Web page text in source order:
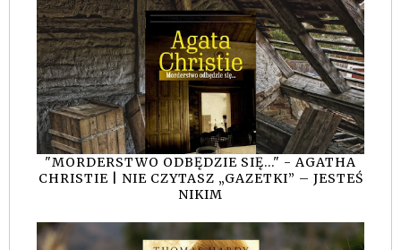
"MORDERSTWO ODBĘDZIE SIĘ..." - AGATHA
CHRISTIE | NIE CZYTASZ „GAZETKI” – JESTEŚ
NIKIM